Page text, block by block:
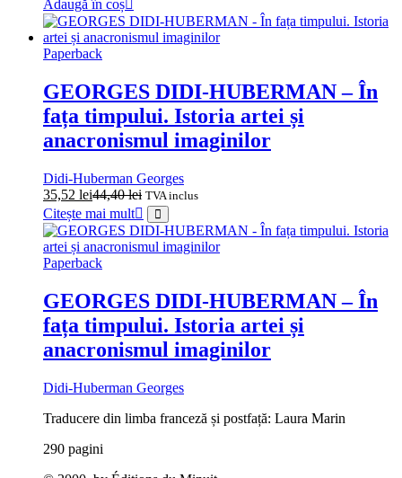
Adaugă în coș
Paperback
GEORGES DIDI‑HUBERMAN – În
fața timpului. Istoria artei și
anacronismul imaginilor
Didi-Huberman Georges
35,52 lei44,40lei TVA inclus
Citește mai mult
Paperback
GEORGES DIDI‑HUBERMAN – În
fața timpului. Istoria artei și
anacronismul imaginilor
Didi-Huberman Georges
Traducere din limba franceză și postfață: Laura Marin
290 pagini